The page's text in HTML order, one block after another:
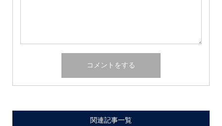
関連記事一覧